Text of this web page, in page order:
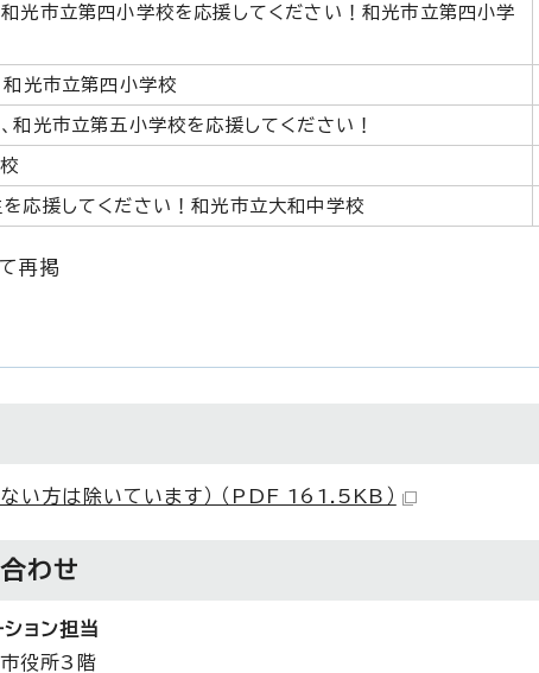
光市立第四小学校を応援してください！和光市立第四小学
光市立第四小学校
和光市立第五小学校を応援してください！
応援してください！和光市立大和中学校
再掲
い方は除いています） （PDF 161.5KB）
わせ
ョン担当
役所3階